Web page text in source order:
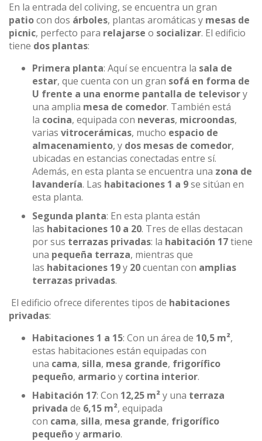
En la entrada del coliving, se encuentra un gran
patiocon dos árboles, plantas aromáticas y mesas de
picnic, perfecto para relajarse o socializar. El edificio
tiene dos plantas:
Primera planta: Aquí se encuentra la sala de
estar, que cuenta con un gran sofá en forma de
U frente a una enorme pantalla de televisory
una amplia mesa de comedor. También está
la cocina, equipada con neveras, microondas,
varias vitrocerámicas, mucho espacio de
almacenamiento, y dos mesas de comedor,
ubicadas en estancias conectadas entre sí.
Además, en esta planta se encuentra una zona de
lavandería. Las habitaciones 1 a 9se sitúan en
esta planta.
Segunda planta: En esta planta están
las habitaciones 10 a 20. Tres de ellas destacan
por sus terrazas privadas: la habitación 17tiene
una pequeña terraza, mientras que
las habitaciones 19y 20cuentan con amplias
terrazas privadas.
El edificio ofrece diferentes tipos de habitaciones
privadas:
Habitaciones 1 a 15: Con un área de 10,5 m²,
estas habitaciones están equipadas con
una cama, silla, mesa grande, frigorífico
pequeño, armarioy cortina interior.
Habitación 17: Con 12,25 m²y una terraza
privada de 6,15 m², equipada
con cama, silla, mesa grande, frigorífico
pequeñoy armario.